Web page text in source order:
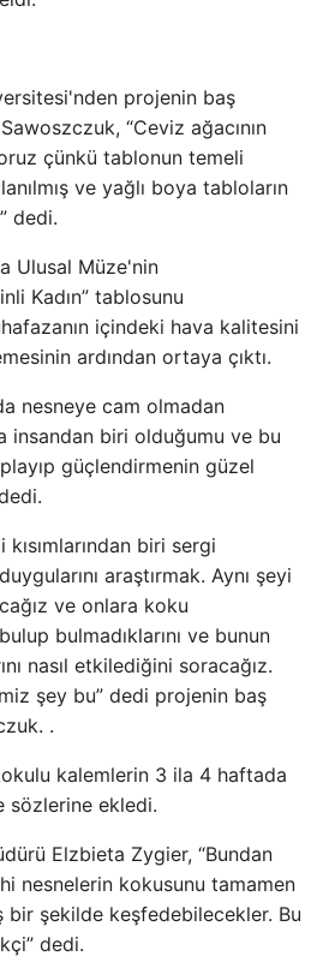
projenin baş
“Ceviz ağacının
çünkü tablonun temeli
ve yağlı boya tabloların
dedi.
Ulusal Müze'nin
Kadın” tablosunu
içindeki hava kalitesini
ardından ortaya çıktı.
nesneye cam olmadan
insandan biri olduğumu ve bu
güçlendirmenin güzel
biri sergi
araştırmak. Aynı şeyi
ve onlara koku
bulmadıklarını ve bunun
nasıl etkilediğini soracağız.
şey bu” dedi projenin baş
.
kalemlerin 3 ila 4 haftada
sözlerine ekledi.
Elzbieta Zygier, “Bundan
nesnelerin kokusunu tamamen
şekilde keşfedebilecekler. Bu
dedi.